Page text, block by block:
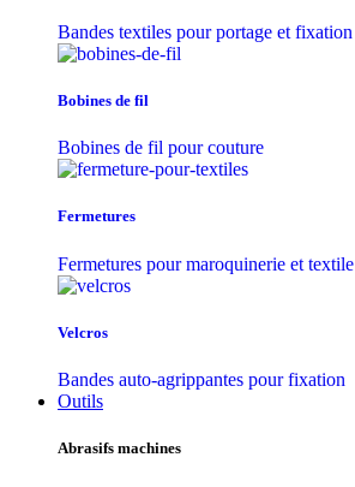
Bandes textiles pour portage et fixation
Bobines de fil
Bobines de fil pour couture
Fermetures
Fermetures pour maroquinerie et textile
Velcros
Bandes auto-agrippantes pour fixation
Outils
Abrasifs machines